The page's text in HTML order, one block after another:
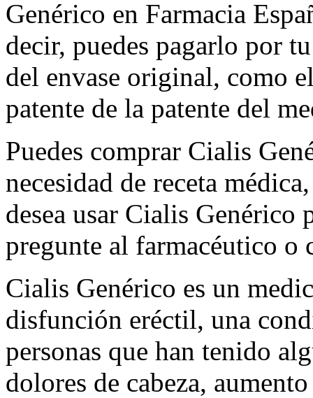
Genérico en Farmacia
decir, puedes pagarlo por
del envase original, como
patente de la patente del
Puedes comprar Cialis
necesidad de receta
desea usar Cialis Genérico
pregunte al farmacéutico o
Cialis Genérico es un
disfunción eréctil, una
personas que han tenido
dolores de cabeza,